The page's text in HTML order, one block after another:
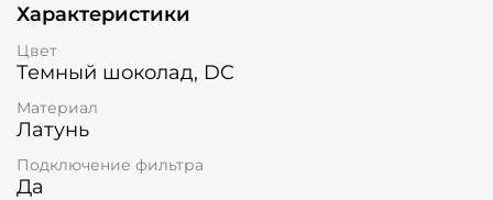
Характеристики
Цвет
Темный шоколад, DC
Материал
Латунь
Подключение фильтра
Да